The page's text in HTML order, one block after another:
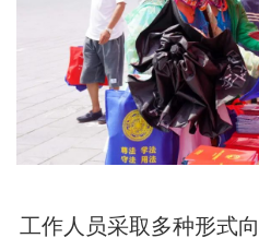
工作人员采取多种形式